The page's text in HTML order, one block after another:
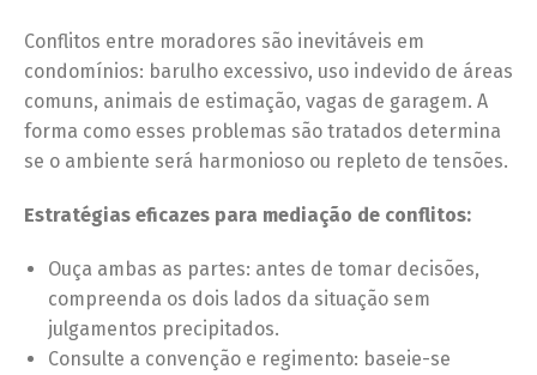
Conflitos entre moradores são inevitáveis em
condomínios: barulho excessivo, uso indevido de áreas
comuns, animais de estimação, vagas de garagem. A
forma como esses problemas são tratados determina
se o ambiente será harmonioso ou repleto de tensões.
Estratégias eficazes para mediação de conflitos:
Ouça ambas as partes: antes de tomar decisões,
compreenda os dois lados da situação sem
julgamentos precipitados.
Consulte a convenção e regimento: baseie-se